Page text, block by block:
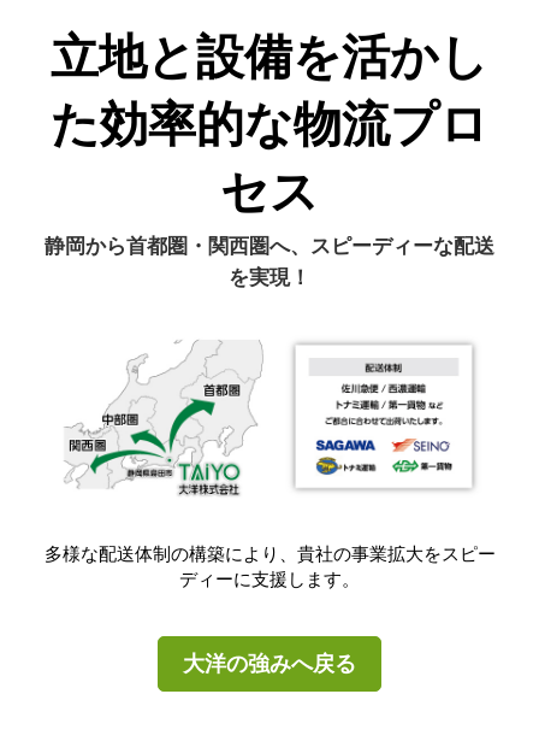
立地と設備を活かし
た効率的な物流プロ
セス
静岡から首都圏・関西圏へ、スピーディーな配送
を実現！
多様な配送体制の構築により、貴社の事業拡大をスピー
ディーに支援します。
大洋の強みへ戻る